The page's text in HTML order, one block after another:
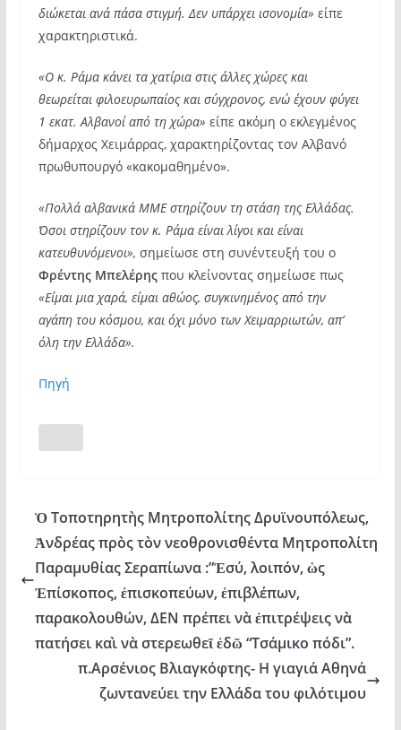
διώκεται ανά πάσα στιγμή. Δεν υπάρχει ισονομία» είπε
χαρακτηριστικά.
«Ο κ. Ράμα κάνει τα χατίρια στις άλλες χώρες και
θεωρείται φιλοευρωπαίος και σύγχρονος, ενώ έχουν φύγει
1 εκατ. Αλβανοί από τη χώρα» είπε ακόμη ο εκλεγμένος
δήμαρχος Χειμάρρας, χαρακτηρίζοντας τον Αλβανό
πρωθυπουργό «κακομαθημένο».
«Πολλά αλβανικά ΜΜΕ στηρίζουν τη στάση της Ελλάδας.
Όσοι στηρίζουν τον κ. Ράμα είναι λίγοι και είναι
κατευθυνόμενοι», σημείωσε στη συνέντευξή του ο
Φρέντης Μπελέρηςπου κλείνοντας σημείωσε πως
«Είμαι μια χαρά, είμαι αθώος, συγκινημένος από την
αγάπη του κόσμου, και όχι μόνο των Χειμαρριωτών, απ’
όλη την Ελλάδα».
Πηγή
Ὁ Τοποτηρητὴς Μητροπολίτης Δρυϊνουπόλεως,
Ἀνδρέας πρὸς τὸν νεοθρονισθέντα Μητροπολίτη
Παραμυθίας Σεραπίωνα :”Ἐσύ, λοιπόν, ὡς
Ἐπίσκοπος, ἐπισκοπεύων, ἐπιβλέπων,
παρακολουθών, ΔΕΝ πρέπει νὰ ἐπιτρέψεις νὰ
πατήσει καὶ νὰ στερεωθεῖ ἐδῶ “Τσάμικο πόδι”.
π.Αρσένιος Βλιαγκόφτης- Η γιαγιά Αθηνά
ζωντανεύει την Ελλάδα του φιλότιμου